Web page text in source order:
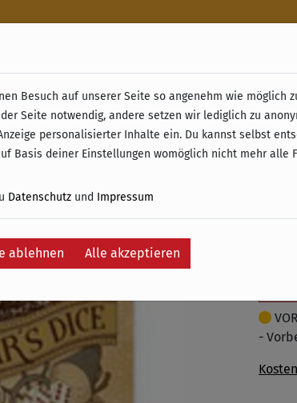
ab 49 € (innerhalb Deutschlands)
-
Besuch auf unserer Seite so angenehm wie möglich
Seite notwendig, andere setzen wir lediglich zu
personalisierter Inhalte ein. Du kannst selbst
Basis deiner Einstellungen womöglich nicht mehr alle
Datenschutz und Impressum
ablehnen Alle akzeptieren